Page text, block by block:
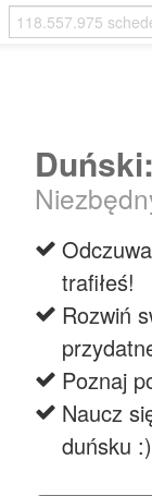
trafiłeś!
Rozwiń
Poznaj
Naucz
duńsku :)